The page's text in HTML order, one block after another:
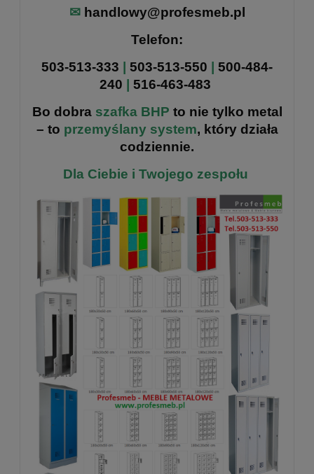
✉ handlowy@profesmeb.pl
Telefon:
503-513-333 | 503-513-550 | 500-484-
240 | 516-463-483
Bo dobra szafka BHP to nie tylko metal
– to przemyślany system, który działa
codziennie.
Dla Ciebie i Twojego zespołu